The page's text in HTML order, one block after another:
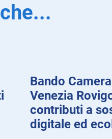
Bando
Venezia
contributi a
digitale ed